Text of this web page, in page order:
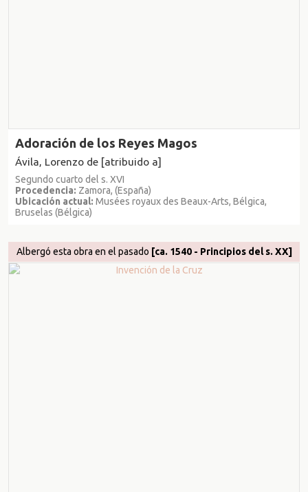
Adoración de los Reyes Magos
Ávila, Lorenzo de [atribuido a]
Segundo cuarto del s. XVI
Procedencia: Zamora, (España)
Ubicación actual: Musées royaux des Beaux-Arts, Bélgica,
Bruselas (Bélgica)
Albergó esta obra en el pasado [ca. 1540 - Principios del s. XX]